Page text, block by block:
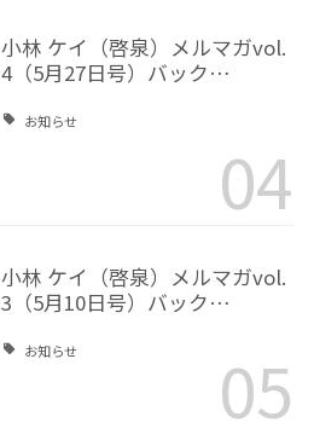
小林 ケイ（啓泉）メルマガvol.
4（5月27日号）バック…
お知らせ
04
小林 ケイ（啓泉）メルマガvol.
3（5月10日号）バック…
お知らせ 05